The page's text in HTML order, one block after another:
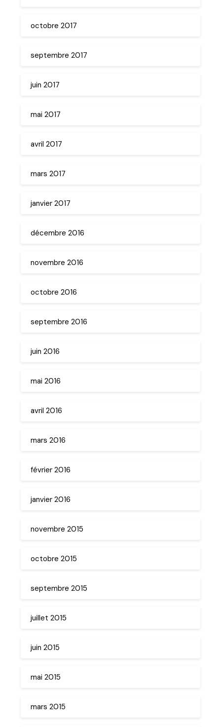
octobre 2017
septembre 2017
juin 2017
mai 2017
avril 2017
mars 2017
janvier 2017
décembre 2016
novembre 2016
octobre 2016
septembre 2016
juin 2016
mai 2016
avril 2016
mars 2016
février 2016
janvier 2016
novembre 2015
octobre 2015
septembre 2015
juillet 2015
juin 2015
mai 2015
mars 2015